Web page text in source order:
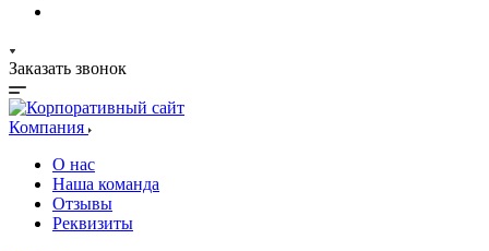
Заказать звонок
Компания
О нас
Наша команда
Отзывы
Реквизиты